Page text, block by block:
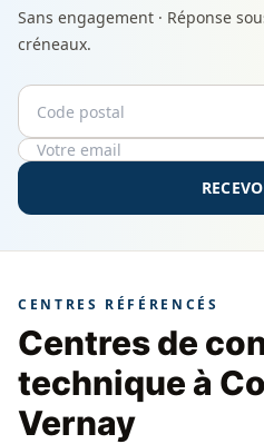
Sans engagement · Réponse
créneaux.
Code postal
Email
CENTRES RÉFÉRENCÉS
Centres de
technique à
Vernay